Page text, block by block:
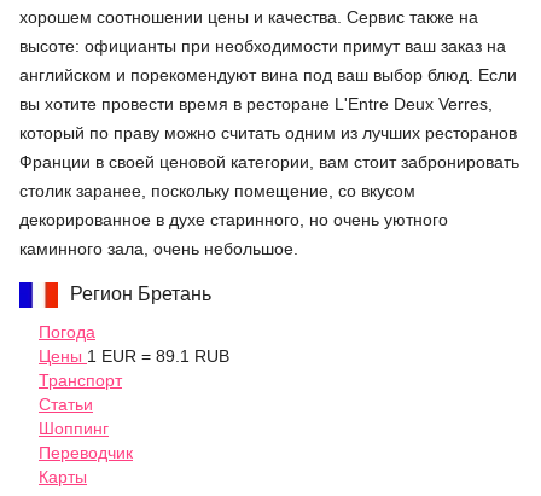
хорошем соотношении цены и качества. Сервис также на
высоте: официанты при необходимости примут ваш заказ на
английском и порекомендуют вина под ваш выбор блюд. Если
вы хотите провести время в ресторане L'Entre Deux Verres,
который по праву можно считать одним из лучших ресторанов
Франции в своей ценовой категории, вам стоит забронировать
столик заранее, поскольку помещение, со вкусом
декорированное в духе старинного, но очень уютного
каминного зала, очень небольшое.
Регион Бретань
Погода
Цены 1 EUR = 89.1 RUB
Транспорт
Статьи
Шоппинг
Переводчик
Карты